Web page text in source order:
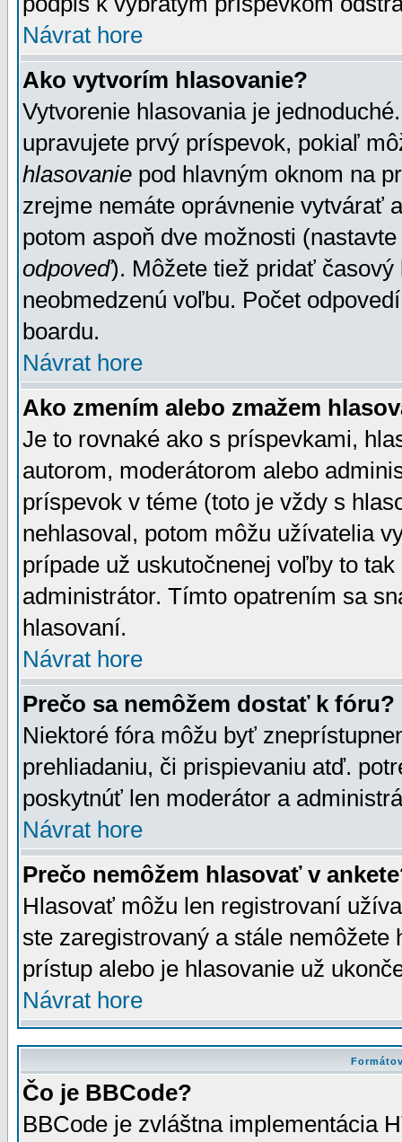
Návrat hore
Ako vytvorím hlasovanie?
Vytvorenie hlasovania je
upravujete prvý príspevok, pokiaľ
hlasovanie pod hlavným oknom na
zrejme nemáte oprávnenie vytvárať
potom aspoň dve možnosti
odpoveď). Môžete tiež pridať
neobmedzenú voľbu. Počet
boardu.
Návrat hore
Ako zmením alebo zmažem
Je to rovnaké ako s príspevkami,
autorom, moderátorom alebo
príspevok v téme (toto je vždy s
nehlasoval, potom môžu užívatelia
prípade už uskutočnenej voľby to
administrátor. Tímto opatrením sa
hlasovaní.
Návrat hore
Prečo sa nemôžem dostať k fóru?
Niektoré fóra môžu byť
prehliadaniu, či prispievaniu atď.
poskytnúť len moderátor a
Návrat hore
Prečo nemôžem hlasovať v
Hlasovať môžu len registrovaní
ste zaregistrovaný a stále
prístup alebo je hlasovanie už
Návrat hore
Čo je BBCode?
BBCode je zvláštna implementácia